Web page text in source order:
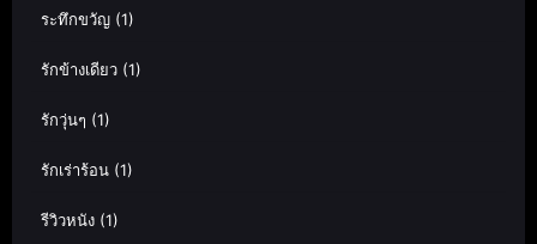
ระทึกขวัญ (1)
รักข้างเดียว (1)
รักวุ่นๆ (1)
รักเร่าร้อน (1)
รีวิวหนัง (1)